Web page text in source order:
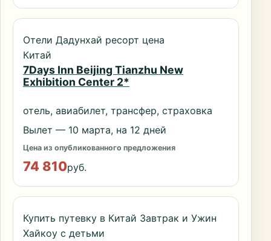
Отели Дадунхай ресорт цена
Китай
7Days Inn Beijing Tianzhu New
Exhibition Center 2*
отель, авиабилет, трансфер, страховка
Вылет — 10 марта, на 12 дней
Цена из опубликованного предложения
74 810руб.
Купить путевку в Китай Завтрак и Ужин
Хайкоу с детьми